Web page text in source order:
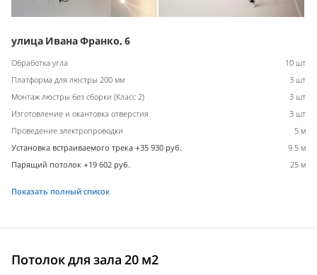
улица Ивана Франко, 6
Обработка угла
10 шт
Платформа для люстры 200 мм
3 шт
Монтаж люстры без сборки (Класс 2)
3 шт
Изготовление и окантовка отверстия
3 шт
Проведение электропроводки
5 м
Установка встраиваемого трека +35 930 руб.
9.5 м
Парящий потолок +19 602 руб.
25 м
Показать полный список
Потолок для зала 20 м2